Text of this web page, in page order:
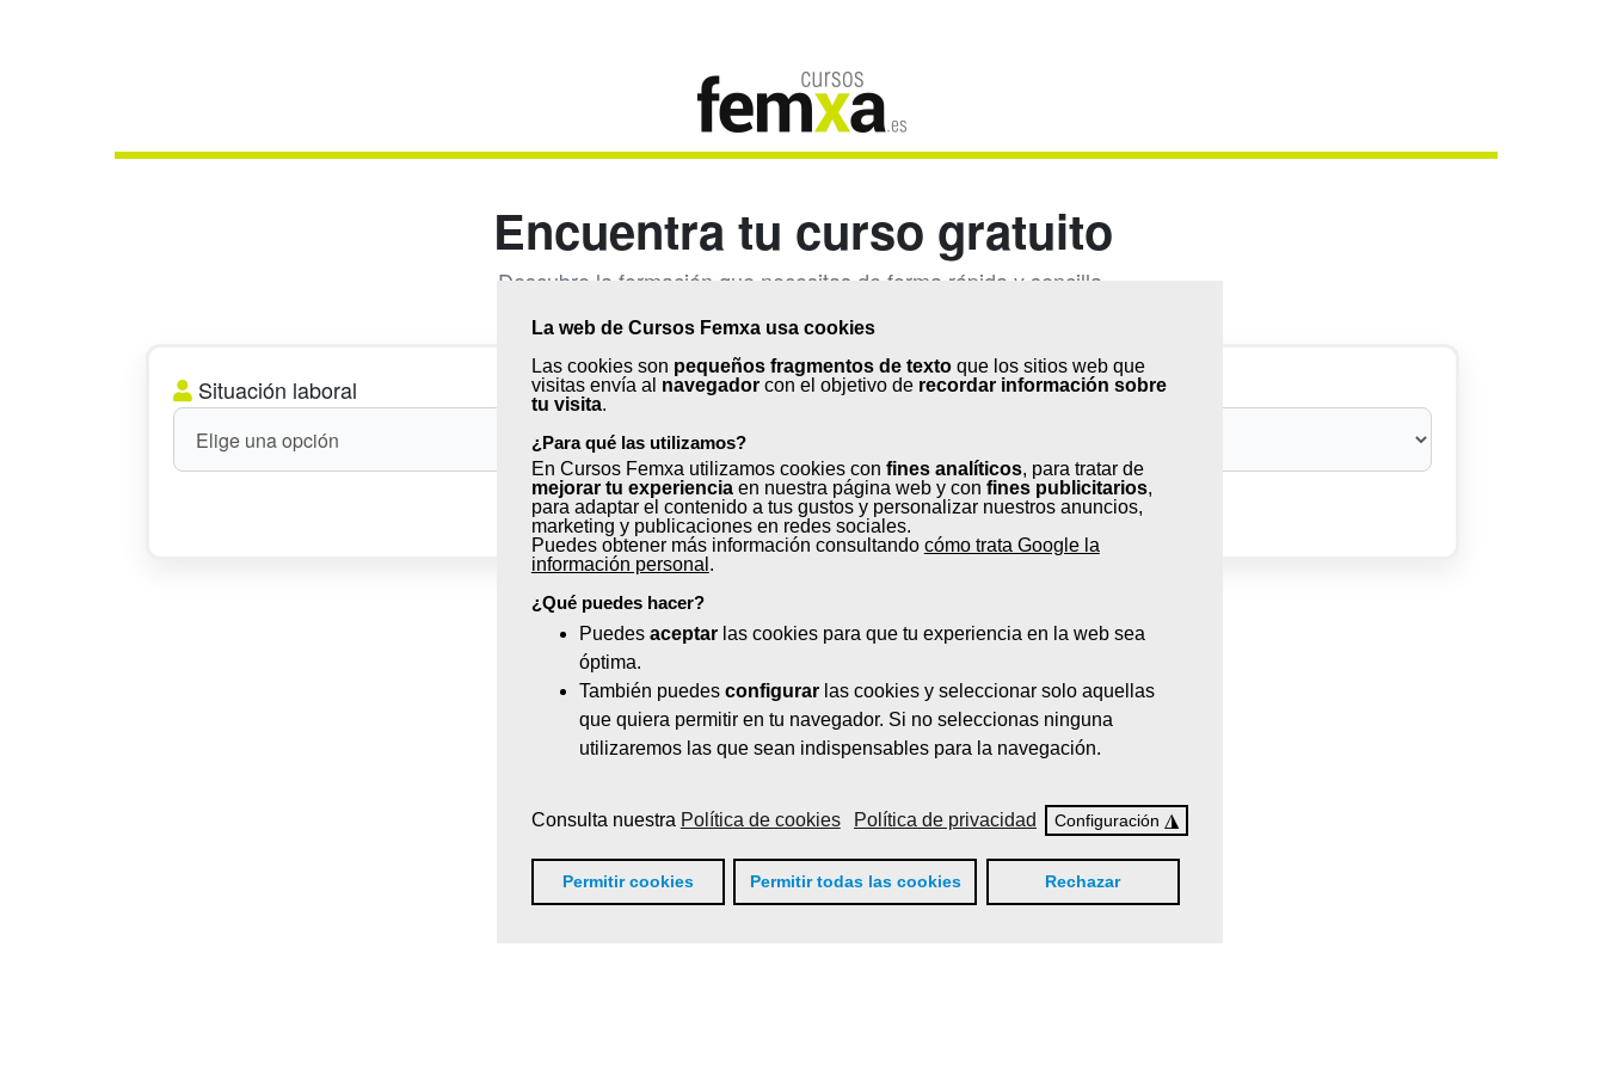
La web de Cursos Femxa usa cookies
Las cookies son pequeños fragmentos de textoque los sitios web que
visitas envía al navegadorcon el objetivo de recordar información sobre
tu visita.
¿Para qué las utilizamos?
En Cursos Femxa utilizamos cookies con fines analíticos, para tratar de
mejorar tu experienciaen nuestra página web y con fines publicitarios,
para adaptar el contenido a tus gustos y personalizar nuestros anuncios,
marketing y publicaciones en redes sociales.
Puedes obtener más información consultando cómo trata Google la
información personal .
¿Qué puedes hacer?
Puedes aceptarlas cookies para que tu experiencia en la web sea
óptima.
También puedes configurarlas cookies y seleccionar solo aquellas
que quiera permitir en tu navegador. Si no seleccionas ninguna
utilizaremos las que sean indispensables para la navegación.
Consulta nuestra Política de cookies Política de privacidad Configuración ◮
Permitir cookies Permitir todas las cookies Rechazar
Encuentra tu curso gratuito
Descubre la formación que necesitas de forma rápida y sencilla.
Situación laboral Sector Provincia